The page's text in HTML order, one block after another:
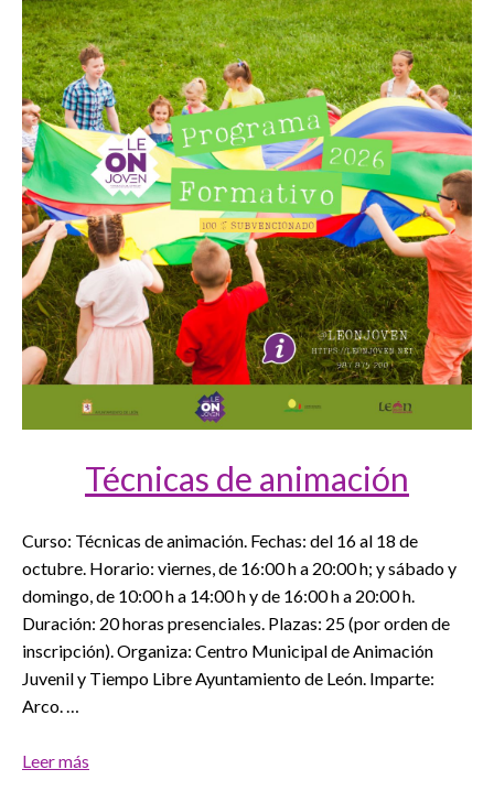
Técnicas de animación
Curso: Técnicas de animación. Fechas: del 16 al 18 de
octubre. Horario: viernes, de 16:00 h a 20:00 h; y sábado y
domingo, de 10:00 h a 14:00 h y de 16:00 h a 20:00 h.
Duración: 20 horas presenciales. Plazas: 25 (por orden de
inscripción). Organiza: Centro Municipal de Animación
Juvenil y Tiempo Libre Ayuntamiento de León. Imparte:
Arco. …
Leer más